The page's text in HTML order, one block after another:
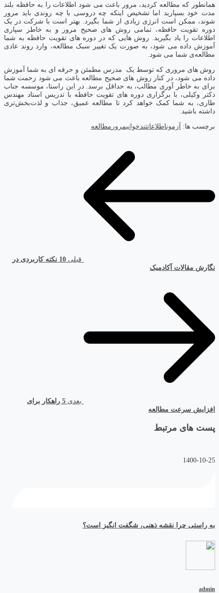
همانطور که مطالعه کردید، مرور باعث می شود اطلاعات را به حافظه بلند
مدت خود بسپارید اما تشخیص اینکه چه دروسی با چه روندی باید مرور
شوند، ممکن است انرژی زیادی از شما بگیرد. بهتر است با شرکت در یک
دوره تقویت حافظه، تمامی روش های صحیح مرور و به خاطر سپاری
اطلاعات را یاد بگیرید. روش هایی که در دوره های تقویت حافظه به شما
آموزش داده می شود، به صورت یک تغییر سبک مطالعه، وارد روند عادی
مطالعه‌ی شما می شود.
روش های مروری که توسط یک مدرس مطمئن و حرفه ای به شما آموزش
داده می شود، در کنار روش های صحیح مطالعه باعث می شود زحمت شما
برای به خاطر آوری مطالب، به حداقل برسد. در این راستا، موسسه جناب
دکتر وکیلی، با برگزاری دوره های تقویت حافظه با تدریس استاد مهندس
طاری، به شما کمک خواهد کرد تا مطالعه عمیق، جذاب و لذت‌بخش‌تری
داشته باشید.
برچسب ها: آزموناطلاعاتتندخوانیمرور مطالعه
قبلی
10 نکته کاربردی در
نگارش مقالات آکادمیک
بعدی
5 راهکار برای
افزایش سرعت مطالعه
پست های مرتبط
1400-10-25
به راستی چرا نقشه ذهنی، شگفت انگیز است؟
admin